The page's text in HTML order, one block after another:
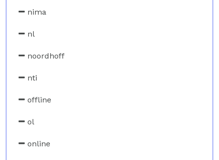
nima
nl
noordhoff
nti
offline
ol
online